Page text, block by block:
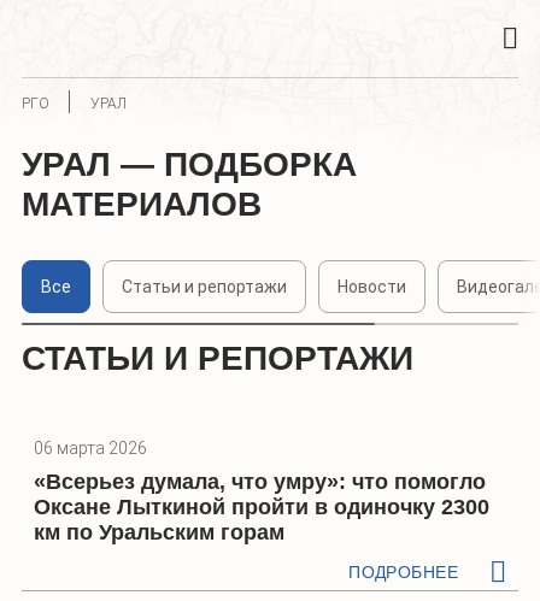
РГО УРАЛ
УРАЛ — ПОДБОРКА
МАТЕРИАЛОВ
Все Статьи и репортажи Новости
СТАТЬИ И РЕПОРТАЖИ
06 марта 2026
«Всерьез думала, что умру»: что помогло
Оксане Лыткиной пройти в одиночку 2300
км по Уральским горам
ПОДРОБНЕЕ